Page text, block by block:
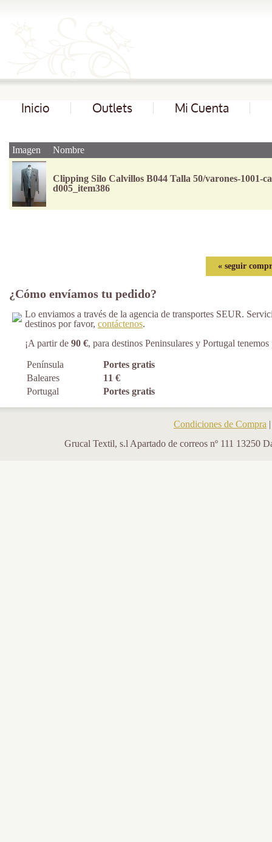
Inicio Outlets Mi Cuenta
Imagen Nombre
Clipping Silo Calvillos B044 Talla 50/varones-1001-
d005_item386
¿Cómo envíamos tu pedido?
Lo enviamos a través de la agencia de transportes SEUR.
destinos por favor, contáctenos.
¡A partir de 90 €, para destinos Peninsulares y Portugal
Península
Portes gratis
Baleares
11 €
Portugal
Portes gratis
Condiciones de Compra
Grucal Textil, s.l Apartado de correos nº 111 13250